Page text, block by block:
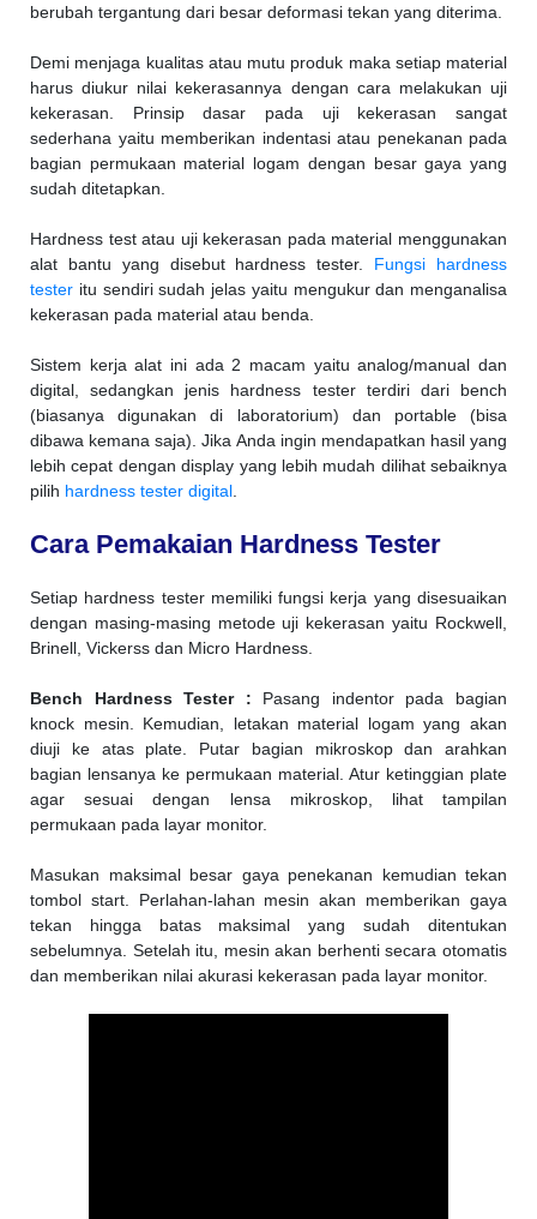
berubah tergantung dari besar deformasi tekan yang diterima.
Demi menjaga kualitas atau mutu produk maka setiap material
harus diukur nilai kekerasannya dengan cara melakukan uji
kekerasan. Prinsip dasar pada uji kekerasan sangat
sederhana yaitu memberikan indentasi atau penekanan pada
bagian permukaan material logam dengan besar gaya yang
sudah ditetapkan.
Hardness test atau uji kekerasan pada material menggunakan
alat bantu yang disebut hardness tester. Fungsi hardness
tester itu sendiri sudah jelas yaitu mengukur dan menganalisa
kekerasan pada material atau benda.
Sistem kerja alat ini ada 2 macam yaitu analog/manual dan
digital, sedangkan jenis hardness tester terdiri dari bench
(biasanya digunakan di laboratorium) dan portable (bisa
dibawa kemana saja). Jika Anda ingin mendapatkan hasil yang
lebih cepat dengan display yang lebih mudah dilihat sebaiknya
pilih hardness tester digital
Cara Pemakaian Hardness Tester
Setiap hardness tester memiliki fungsi kerja yang disesuaikan
dengan masing-masing metode uji kekerasan yaitu Rockwell,
Brinell, Vickerss dan Micro Hardness.
Bench Hardness Tester : Pasang indentor pada bagian
knock mesin. Kemudian, letakan material logam yang akan
diuji ke atas plate. Putar bagian mikroskop dan arahkan
bagian lensanya ke permukaan material. Atur ketinggian plate
agar sesuai dengan lensa mikroskop, lihat tampilan
permukaan pada layar monitor.
Masukan maksimal besar gaya penekanan kemudian tekan
tombol start. Perlahan-lahan mesin akan memberikan gaya
tekan hingga batas maksimal yang sudah ditentukan
sebelumnya. Setelah itu, mesin akan berhenti secara otomatis
dan memberikan nilai akurasi kekerasan pada layar monitor.